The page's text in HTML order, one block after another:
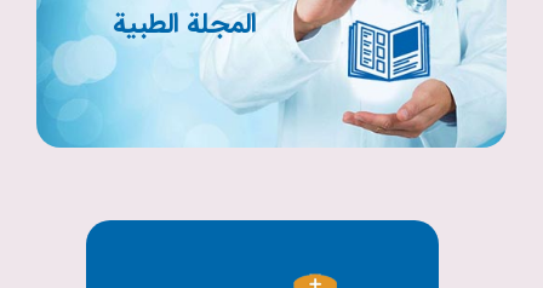
المجلة الطبية